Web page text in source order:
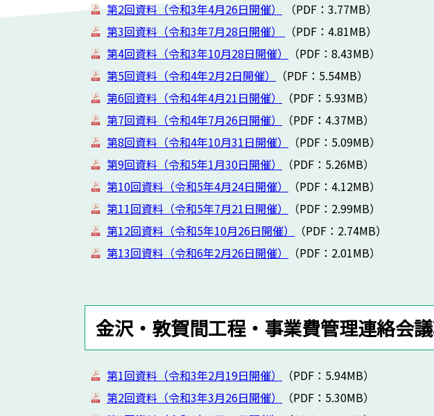
第2回資料（令和3年4月26日開催）
（PDF：3.77MB）
第3回資料（令和3年7月28日開催）
（PDF：4.81MB）
第4回資料（令和3年10月28日開催）
（PDF：8.43MB）
第5回資料（令和4年2月2日開催）
（PDF：5.54MB）
第6回資料（令和4年4月21日開催）
（PDF：5.93MB）
第7回資料（令和4年7月26日開催）
（PDF：4.37MB）
第8回資料（令和4年10月31日開催）
（PDF：5.09MB）
第9回資料（令和5年1月30日開催）
（PDF：5.26MB）
第10回資料（令和5年4月24日開催）
（PDF：4.12MB）
第11回資料（令和5年7月21日開催）
（PDF：2.99MB）
第12回資料（令和5年10月26日開催）
（PDF：2.74MB）
第13回資料（令和6年2月26日開催）
（PDF：2.01MB）
金沢・敦賀間工程・事業費管理連絡会
第1回資料（令和3年2月19日開催）
（PDF：5.94MB）
第2回資料（令和3年3月26日開催）
（PDF：5.30MB）